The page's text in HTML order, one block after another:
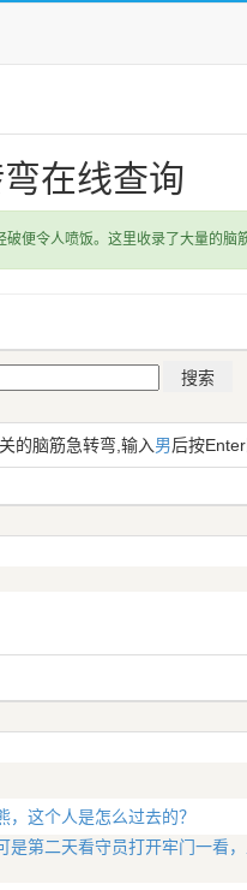
在线查询
便令人喷饭。这里收录了大量的脑
的脑筋急转弯,输入男后按
这个人是怎么过去的？
是第二天看守员打开牢门一看